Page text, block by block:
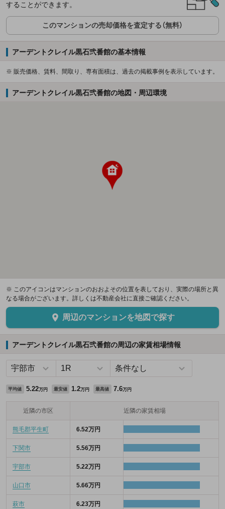
することができます。
このマンションの売却価格を査定する（無料）
アーデントクレイル黒石弐番館の基本情報
※ 販売価格、賃料、間取り、専有面積は、過去の掲載事例を表示しています。
アーデントクレイル黒石弐番館の地図・周辺環境
※ このアイコンはマンションのおおよその位置を表しており、実際の場所と異
なる場合がございます。詳しくは不動産会社に直接ご確認ください。
周辺のマンションを地図で探す
アーデントクレイル黒石弐番館の周辺の家賃相場情報
平均値 5.22万円 最安値 1.2万円 最高値 7.6万円
近隣の市区 近隣の家賃相場
熊毛郡平生町 6.52万円
下関市 5.56万円
宇部市 5.22万円
山口市 5.66万円
萩市 6.23万円